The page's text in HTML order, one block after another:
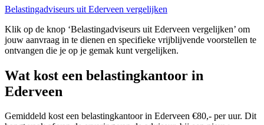
Belastingadviseurs uit Ederveen vergelijken
Klik op de knop ‘Belastingadviseurs uit Ederveen vergelijken’ om
jouw aanvraag in te dienen en specifieke vrijblijvende voorstellen te
ontvangen die je op je gemak kunt vergelijken.
Wat kost een belastingkantoor in
Ederveen
Gemiddeld kost een belastingkantoor in Ederveen €80,- per uur. Dit